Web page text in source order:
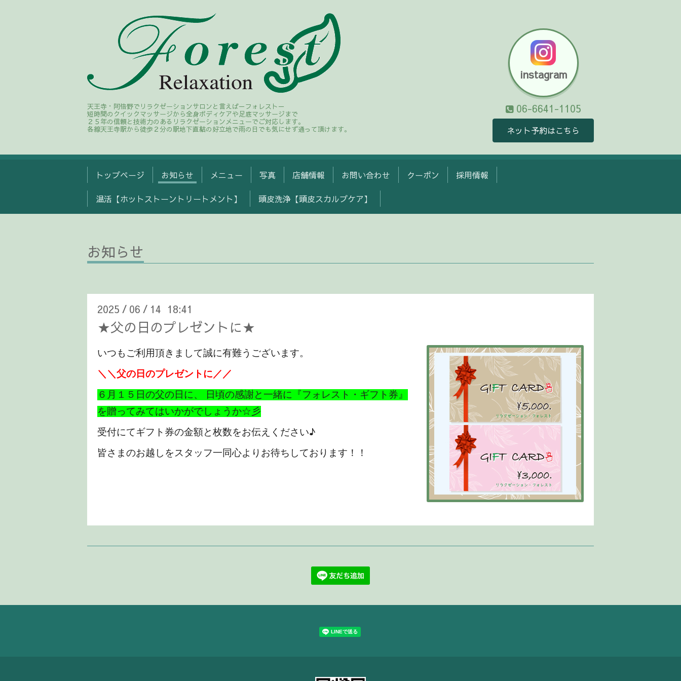
天王寺・阿倍野でリラクゼーションサロンと言えば－フォレスト－
短時間のクイックマッサージから全身ボディケアや足底マッサージまで
２５年の信頼と技術力のあるリラクゼーションメニューでご対応します。
各線天王寺駅から徒歩２分の駅地下直結の好立地で雨の日でも気にせず通って頂けます。
instagram
06-6641-1105
ネット予約はこちら
トップページ お知らせ メニュー 写真 店舗情報 お問い合わせ クーポン 採用情報
温活【ホットストーントリートメント】 頭皮洗浄【頭皮スカルプケア】
お知らせ
2025 / 06 / 14 18:41
★父の日のプレゼントに★
いつもご利用頂きまして誠に有難うございます。
＼＼父の日のプレゼントに／／
６月１５日の父の日に、 日頃の感謝と一緒に『フォレスト・ギフト券』
を贈ってみてはいかがでしょうか☆彡
受付にてギフト券の金額と枚数をお伝えください♪
皆さまのお越しをスタッフ一同心よりお待ちしております！！